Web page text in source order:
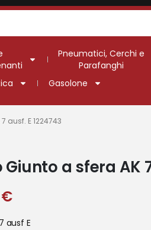
Pneumatici, Cerchi e
Parafanghi
Gasolone
ausf. E 1224743
a sfera AK
€
ausf E